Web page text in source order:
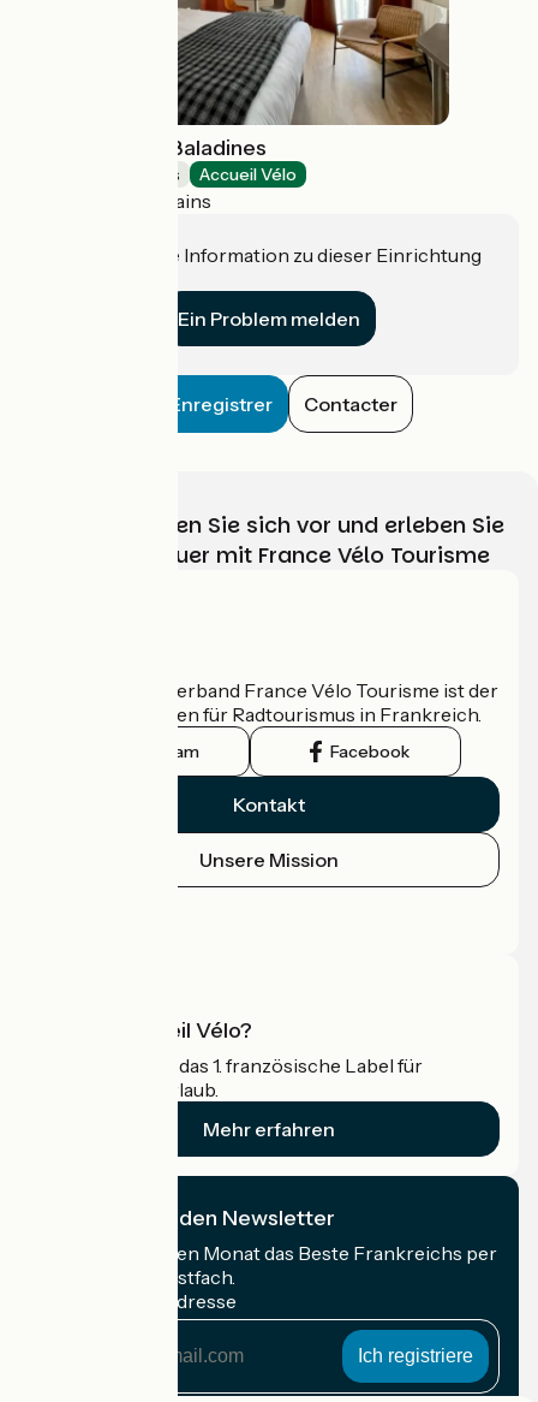
Résidence Les Baladines
Holiday residences Accueil Vélo
Thonon-les-Bains
Haben Sie eine Information zu dieser Einrichtung
Ein Problem melden
Enregistrer Contacter
Wählen, bereiten Sie sich vor und erleben Sie
Ihr Radabenteuer mit France Vélo Tourisme
Der nationale Verband France Vélo Tourisme ist der
offizielle Leitfaden für Radtourismus in Frankreich.
Instagram Facebook
Kontakt
Unsere Mission
Was ist Accueil Vélo?
Accueil Vélo ist das 1. französische Label für
Radfahrer im Urlaub.
Mehr erfahren
Ich abonniere den Newsletter
Erhalten Sie jeden Monat das Beste Frankreichs per
Rad in Ihrem Postfach.
Meine E-Mail-Adresse